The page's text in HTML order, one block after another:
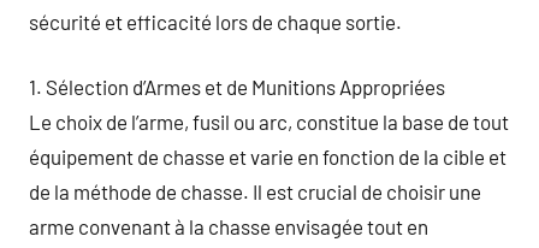
sécurité et efficacité lors de chaque sortie.
1. Sélection d’Armes et de Munitions Appropriées
Le choix de l’arme, fusil ou arc, constitue la base de tout
équipement de chasse et varie en fonction de la cible et
de la méthode de chasse. Il est crucial de choisir une
arme convenant à la chasse envisagée tout en